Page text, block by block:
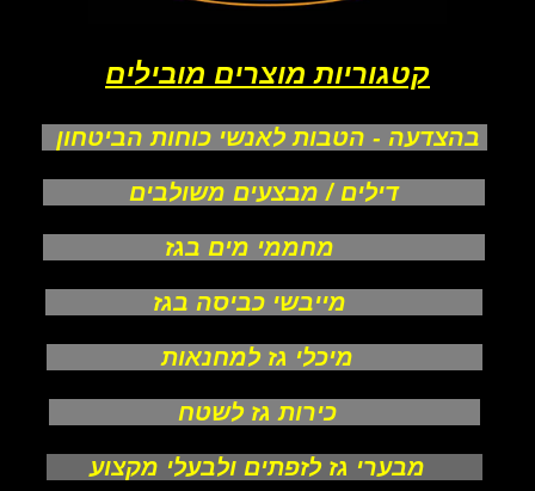
קטגוריות מוצרים מובילים
בהצדעה - הטבות לאנשי כוחות הביטחון
דילים / מבצעים משולבים
מחממי מים בגז
מייבשי כביסה בגז
מיכלי גז למחנאות
כירות גז לשטח
מבערי גז לזפתים ולבעלי מקצוע